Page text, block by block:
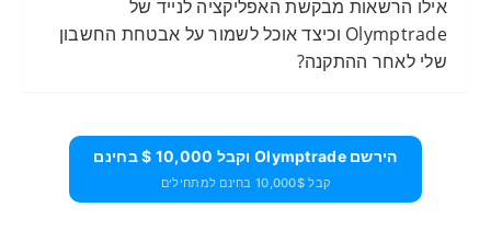
אילו הרשאות מבקשת האפליקציה לנייד של
Olymptrade וכיצד אוכל לשמור על אבטחת החשבון
שלי לאחר ההתקנה?
הירשם Olymptrade וקבל 10,000 $ בחינם
קבל 10,000$ בחינם למתחילים